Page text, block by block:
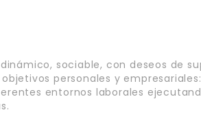
sociable, con deseos de
personales y
entornos laborales